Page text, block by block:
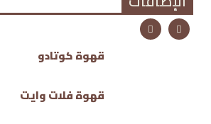
قهوة كوتادو
قهوة فلات وايت